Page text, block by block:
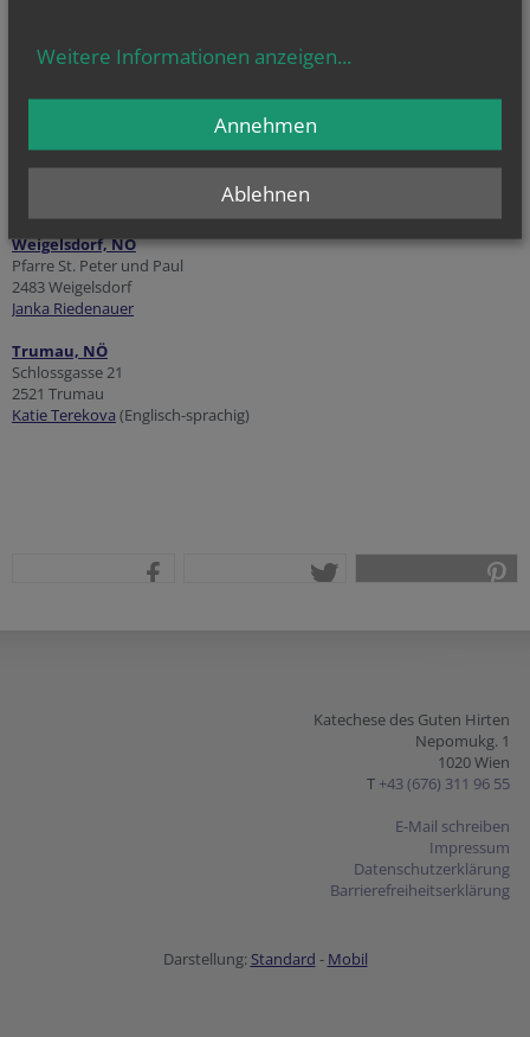
PfarreSt. Johann Nepomuk
Evi Neugebauer
Mannersdorf an der March, NÖ
Weigelsdorf, NÖ
Pfarre St. Peter und Paul
2483 Weigelsdorf
Janka Riedenauer
Trumau, NÖ
Schlossgasse 21
2521 Trumau
Katie Terekova (Englisch-sprachig)
Katechese des Guten Hirten
Nepomukg. 1
1020 Wien
T +43 (676) 311 96 55
E-Mail schreiben
Impressum
Datenschutzerklärung
Barrierefreiheitserklärung
Darstellung: Standard - Mobil
Weitere Informationen anzeigen...
Ablehnen
Annehmen